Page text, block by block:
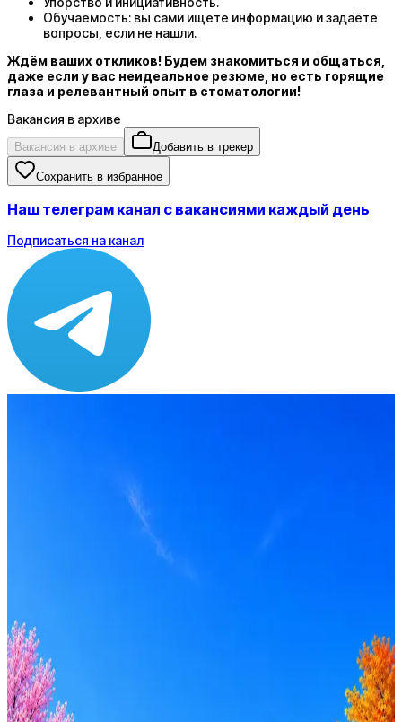
Обучаемость: вы сами ищете информацию и задаёте
вопросы, если не нашли.
Ждём ваших откликов! Будем знакомиться и общаться,
даже если у вас неидеальное резюме, но есть горящие
глаза и релевантный опыт в стоматологии!
Вакансия в архиве
Вакансия в архиве Добавить в трекер
Сохранить в избранное
Наш телеграм канал с вакансиями каждый день
Подписаться на канал
Оффер быстрее с Эйч